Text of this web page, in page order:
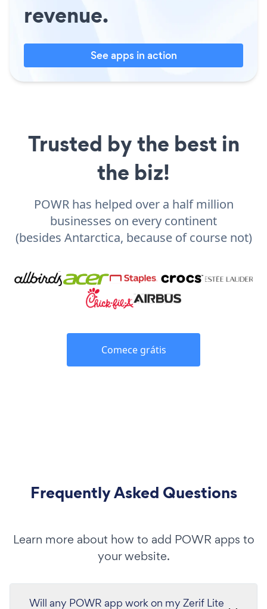
revenue.
See apps in action
Trusted by the best in
the biz!
POWR has helped over a half million
businesses on every continent
(besides Antarctica, because of course not)
Comece grátis
Frequently Asked Questions
Learn more about how to add POWR apps to
your website.
Will any POWR app work on my Zerif Lite